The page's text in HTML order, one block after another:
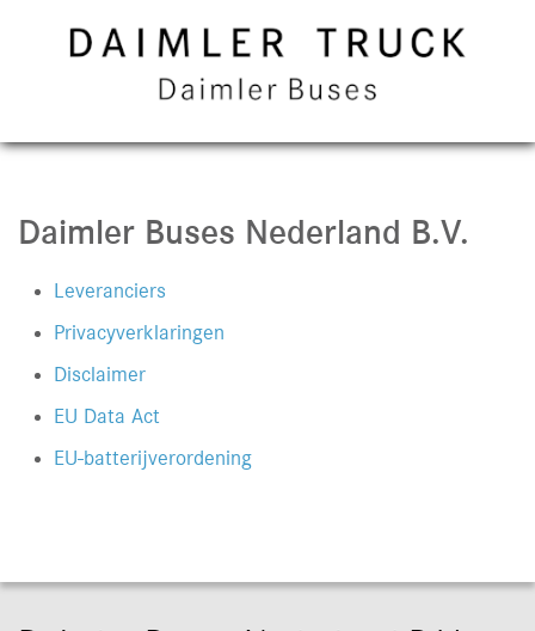
Daimler Buses Nederland B.V.
Leveranciers
Privacyverklaringen
Disclaimer
EU Data Act
EU-batterijverordening